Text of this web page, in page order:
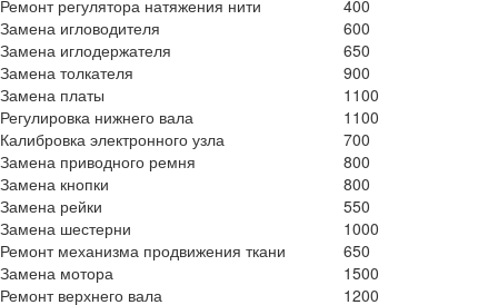
Ремонт регулятора натяжения нити
400
Замена игловодителя
600
Замена иглодержателя
650
Замена толкателя
900
Замена платы
1100
Регулировка нижнего вала
1100
Калибровка электронного узла
700
Замена приводного ремня
800
Замена кнопки
800
Замена рейки
550
Замена шестерни
1000
Ремонт механизма продвижения ткани
650
Замена мотора
1500
Ремонт верхнего вала
1200